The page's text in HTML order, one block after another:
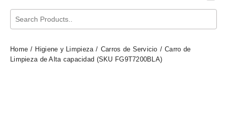
Home Higiene y Limpieza Carros de Servicio
Carro de
Limpieza de Alta capacidad (SKU FG9T7200BLA)